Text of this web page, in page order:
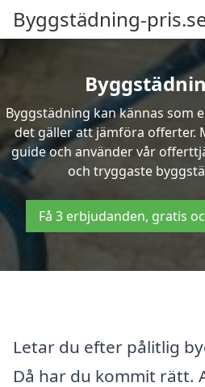
Byggstädning-
Byggstädning kan kännas som
det gäller att jämföra offerter.
guide och använder vår
och tryggaste
Få 3 erbjudanden, gratis
Letar du efter pålitlig
Då har du kommit rätt.